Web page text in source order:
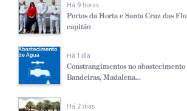
Há 9 horas
Portos da Horta e Santa Cruz das
capitão
Há 1 dia
Constrangimentos no abastecimento
Bandeiras, Madalena...
Há 2 dias